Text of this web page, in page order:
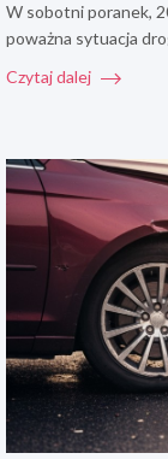
W sobotni poranek,
poważna sytuacja
Czytaj dalej